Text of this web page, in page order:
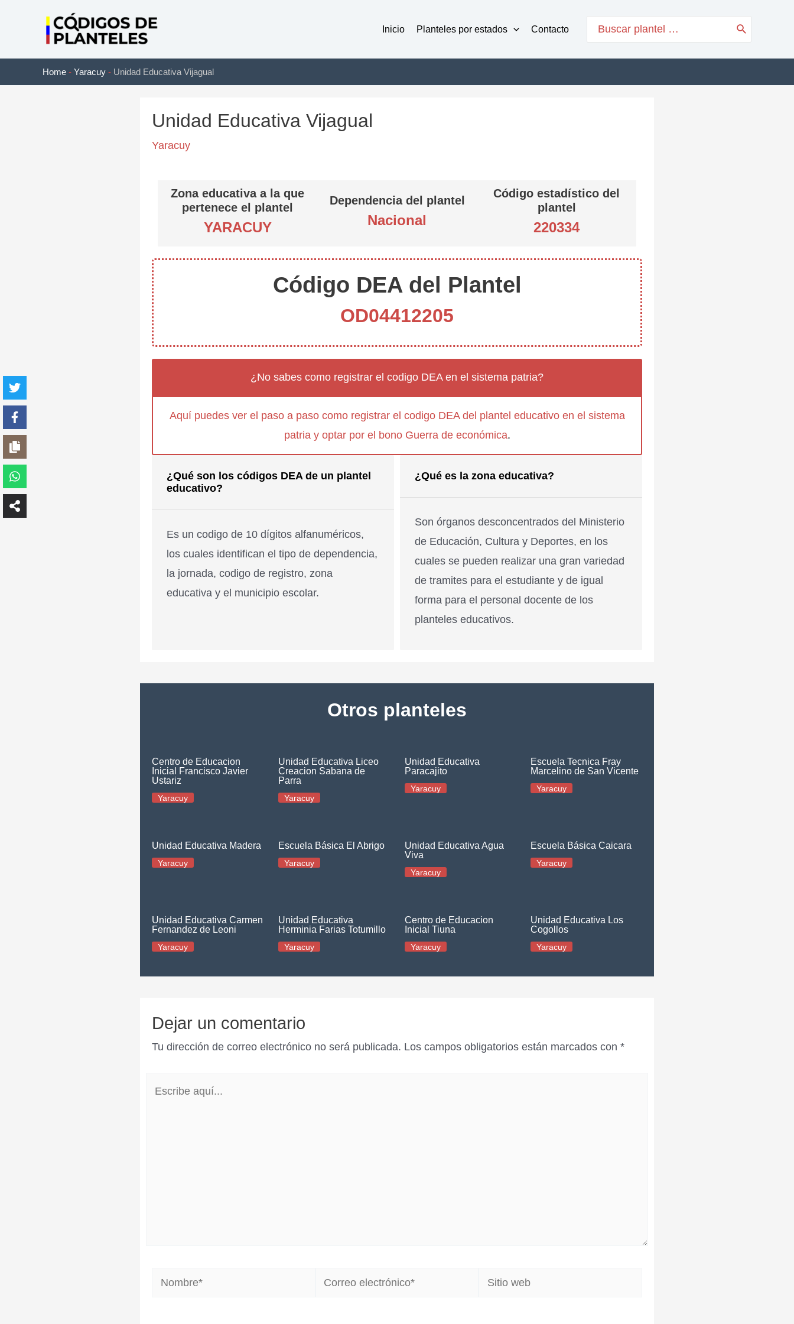
Inicio Planteles por estados Contacto
for:
Home - Yaracuy - Unidad Educativa Vijagual
Unidad Educativa Vijagual
Yaracuy
Zona educativa a la que
pertenece el plantel
YARACUY
Dependencia del plantel
Nacional
Código estadístico del
plantel
220334
Código DEA del Plantel
OD04412205
¿No sabes como registrar el codigo DEA en el sistema patria?
Aquí puedes ver el paso a paso como registrar el codigo DEA del plantel educativo en el sistema
patria y optar por el bono Guerra de económica.
¿Qué son los códigos DEA de un plantel
educativo?
Es un codigo de 10 dígitos alfanuméricos,
los cuales identifican el tipo de dependencia,
la jornada, codigo de registro, zona
educativa y el municipio escolar.
¿Qué es la zona educativa?
Son órganos desconcentrados del Ministerio
de Educación, Cultura y Deportes, en los
cuales se pueden realizar una gran variedad
de tramites para el estudiante y de igual
forma para el personal docente de los
planteles educativos.
Otros planteles
Centro de Educacion
Inicial Francisco Javier
Ustariz
Yaracuy
Unidad Educativa Liceo
Creacion Sabana de
Parra
Yaracuy
Unidad Educativa
Paracajito
Yaracuy
Escuela Tecnica Fray
Marcelino de San Vicente
Yaracuy
Unidad Educativa Madera
Yaracuy
Escuela Básica El Abrigo
Yaracuy
Unidad Educativa Agua
Viva
Yaracuy
Escuela Básica Caicara
Yaracuy
Unidad Educativa Carmen
Fernandez de Leoni
Yaracuy
Unidad Educativa
Herminia Farias Totumillo
Yaracuy
Centro de Educacion
Inicial Tiuna
Yaracuy
Unidad Educativa Los
Cogollos
Yaracuy
Dejar un comentario
Tu dirección de correo electrónico no será publicada. Los campos obligatorios están marcados con *
Nombre*
Correo
Sitio